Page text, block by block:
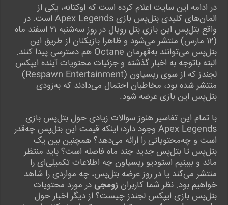
در ادامه این سایت اعلام کرده است که اوکتانه، یکی از
المان‌های کلیدی بتل‌پس بازی Apex Legends است. در
واقع بتل‌پس این بازی بتل رویال در روز سه‌شنبه ۲۱ اسفند ماه
(۱۲ مارس) منتشر می‌شود و ظاهرا بازیکنان از طریق این
بتل‌پس می‌توانند به‌قهرمان Octane هم دسترسی پیدا کنند.
البته باتوجه به اخبار گذشته و جزئیات محتویات آینده ایپکس
لجندز که از سوی ریسپاون (Respawn Entertainment)
منتشر شده بود، مخاطبان احتمال می‌دادند که به‌زودی
بتل‌پس این بازی عرضه شود.
با تمام این تفاسیر هنوز سوالات زیادی حول بتل‌پس بازی
Apex Legends وجود دارد؛ اینکه قیمت این بتل‌پس چه‌قدر
است و چه‌محتویاتی را ارائه می‌دهد؟ همچنین بین یک
بتل‌پس تا بتل‌پس جدید چند ماه فاصله‌ است؟ باید منتظر
ماند و ببینیم استودیو ریسپاون چه اطلاعات تکمیلی‌ای را
منتشر می‌کند یا در روز عرضه بتل‌پس، چه مواردی را شاهد
خواهیم بود. نظر شما کاربرانزومجیدر مورد محتویات
بتل‌پس بازی ایپکس لجندز چیست؟ از دیگر اخبار حول